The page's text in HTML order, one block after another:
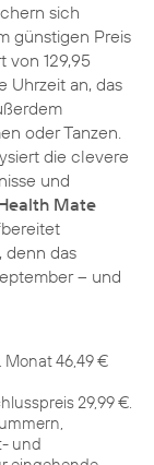
sich
günstigen Preis
von 129,95
Uhrzeit an, das
oder Tanzen.
die clevere
und
Mate
denn das
– und
Monat 46,49 €
29,99 €.
und